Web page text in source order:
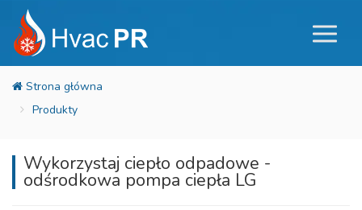
Produkty
Wykorzystaj ciepło odpadowe -
odśrodkowa pompa ciepła LG